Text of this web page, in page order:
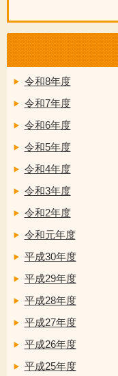
令和8年度
令和7年度
令和6年度
令和5年度
令和4年度
令和3年度
令和2年度
令和元年度
平成30年度
平成29年度
平成28年度
平成27年度
平成26年度
平成25年度